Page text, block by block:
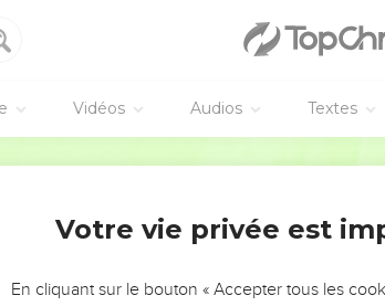
Vidéos Audios Textes
L’ÉVÉNEMENT DE L’ANNÉE !
VOUS ÉVITER LES VOTRES ?
Votre vie privée est
En cliquant sur le bouton « Accepter tous les